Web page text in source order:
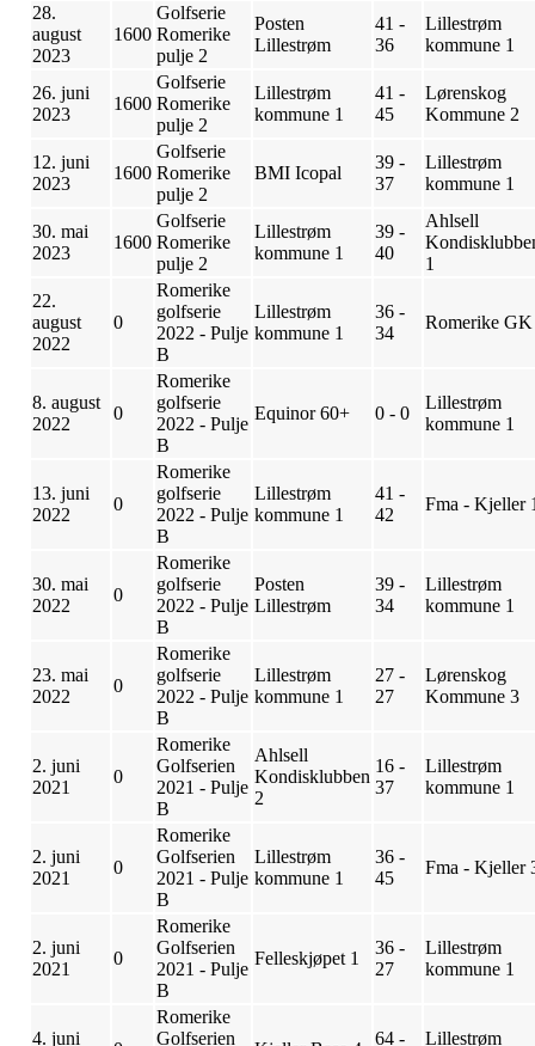
28.
august
2023
1600
Golfserie
Romerike
pulje 2
Posten
Lillestrøm
41 -
36
Lillestrøm
kommune 1
26. juni
2023
1600
Golfserie
Romerike
pulje 2
Lillestrøm
kommune 1
41 -
45
Lørenskog
Kommune 2
12. juni
2023
1600
Golfserie
Romerike
pulje 2
BMI Icopal
39 -
37
Lillestrøm
kommune 1
30. mai
2023
1600
Golfserie
Romerike
pulje 2
Lillestrøm
kommune 1
39 -
40
Ahlsell
1
22.
august
2022
0
Romerike
golfserie
2022 - Pulje
B
Lillestrøm
kommune 1
36 -
34
Romerike GK
8. august
2022
0
Romerike
golfserie
2022 - Pulje
B
Equinor 60+ 0 - 0
Lillestrøm
kommune 1
13. juni
2022
0
Romerike
golfserie
2022 - Pulje
B
Lillestrøm
kommune 1
41 -
42
Fma - Kjeller
30. mai
2022
0
Romerike
golfserie
2022 - Pulje
B
Posten
Lillestrøm
39 -
34
Lillestrøm
kommune 1
23. mai
2022
0
Romerike
golfserie
2022 - Pulje
B
Lillestrøm
kommune 1
27 -
27
Lørenskog
Kommune 3
2. juni
2021
0
Romerike
Golfserien
2021 - Pulje
B
Ahlsell
Kondisklubben
2
16 -
37
Lillestrøm
kommune 1
2. juni
2021
0
Romerike
Golfserien
2021 - Pulje
B
Lillestrøm
kommune 1
36 -
45
Fma - Kjeller
2. juni
2021
0
Romerike
Golfserien
2021 - Pulje
B
Felleskjøpet 1
36 -
27
Lillestrøm
kommune 1
4. juni
Romerike
Golfserien
64 -
Lillestrøm